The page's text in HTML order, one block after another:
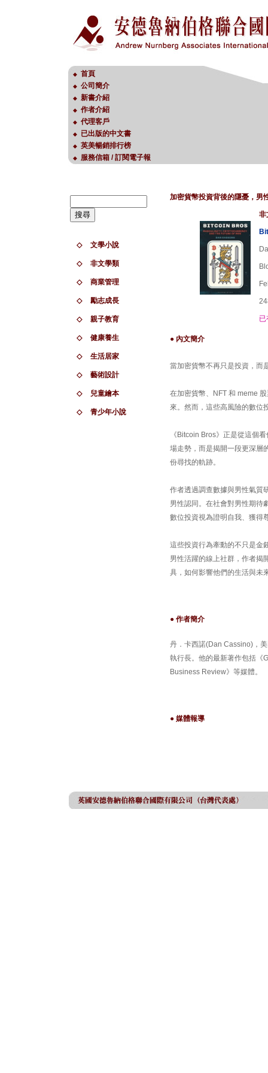
◆ 首頁
◆ 公司簡介
◆ 新書介紹
◆ 作者介紹
◆ 代理客戶
◆ 已出版的中文書
◆ 英美暢銷排行榜
◆ 服務信箱 / 訂閱電子報
◇ 文學小說
◇ 非文學類
◇ 商業管理
◇ 勵志成長
◇ 親子教育
◇ 健康養生
◇ 生活居家
◇ 藝術設計
◇ 兒童繪本
◇ 青少年小說
加密貨幣投資背後的隱憂，男
非
● 內文簡介
當加密貨幣不再只是投資，
在加密貨幣、NFT 和 meme
來。然而，這些高風險的數位
《Bitcoin Bros》正是從這個
場走勢，而是揭開一段更深層
份尋找的軌跡。
作者透過調查數據與男性氣質
男性認同。在社會對男性期待
數位投資視為證明自我、獲得
這些投資行為牽動的不只是金
男性活躍的線上社群，作者揭
具，如何影響他們的生活與未
● 作者簡介
丹．卡西諾(Dan Cassino)，
執行長。他的最新著作包括《
Business Review》等媒體。
● 媒體報導